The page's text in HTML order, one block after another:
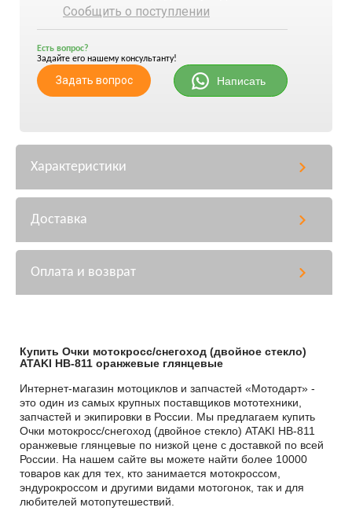
Сообщить о поступлении
Есть вопрос?
Задайте его нашему консультанту!
Задать вопрос Написать
Характеристики
Доставка
Оплата и возврат
Купить Очки мотокросс/снегоход (двойное стекло)
ATAKI HB-811 оранжевые глянцевые
Интернет-магазин мотоциклов и запчастей «Мотодарт» -
это один из самых крупных поставщиков мототехники,
запчастей и экипировки в России. Мы предлагаем купить
Очки мотокросс/снегоход (двойное стекло) ATAKI HB-811
оранжевые глянцевые по низкой цене с доставкой по всей
России. На нашем сайте вы можете найти более 10000
товаров как для тех, кто занимается мотокроссом,
эндурокроссом и другими видами мотогонок, так и для
любителей мотопутешествий.